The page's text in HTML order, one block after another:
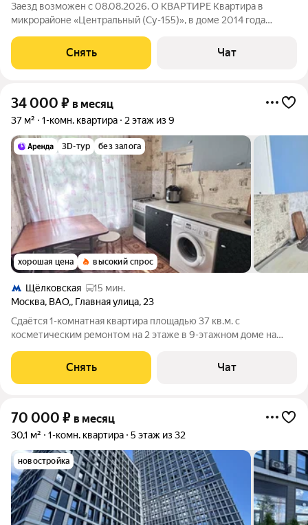
Заезд возможен с 08.08.2026. О КВАРТИРЕ Квартира в
микрорайоне «Центральный (Су-155)», в доме 2014 года
шкаф, вытяжка, мультиварка, микроволновка с кварцевым
грилем и мультиповаром, чайник,
Снять Чат
34 000 ₽ в месяц
37 м² 1-комн. квартира 2 этаж из 9
3D-тур без залога
хорошая цена высокий спрос
Щёлковская
15 мин.
Москва, ВАО,, Главная улица, 23
Сдаётся 1-комнатная квартира площадью 37 кв.м. с
косметическим ремонтом на 2 этаже в 9-этажном доме на
В подъезде 1 лифт - 0
Снять Чат
70 000 ₽ в месяц
30,1 м² 1-комн. квартира 5 этаж из 32
новостройка